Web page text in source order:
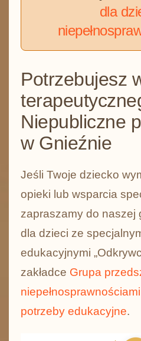
dla
Potrzebujesz
Niepubliczne
w Gnieźnie
Jeśli Twoje dziecko
opieki lub wsparcia
zapraszamy do naszej
dla dzieci ze
edukacyjnymi
zakładce Grupa
potrzeby edukacyjne.